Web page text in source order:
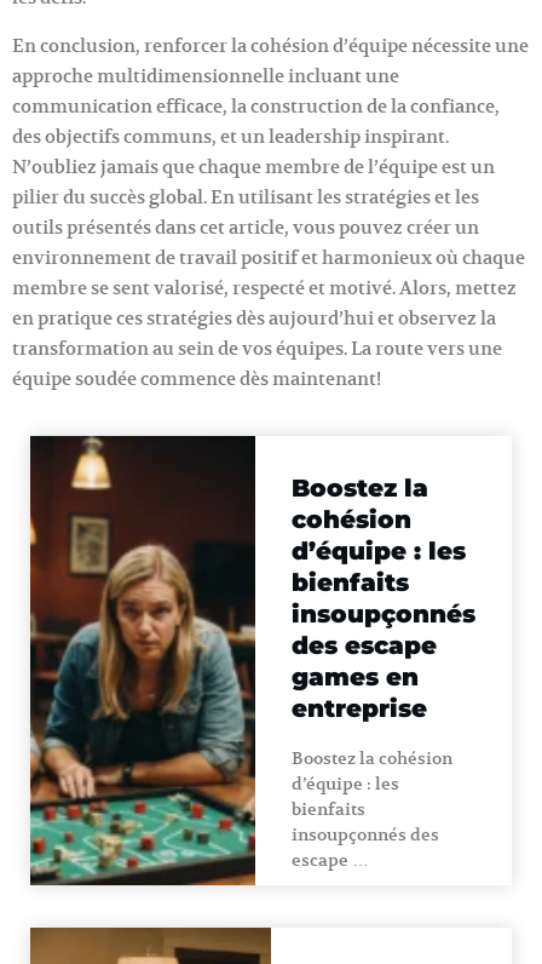
En conclusion, renforcer la cohésion d’équipe nécessite une
approche multidimensionnelle incluant une
communication efficace, la construction de la confiance,
des objectifs communs, et un leadership inspirant.
N’oubliez jamais que chaque membre de l’équipe est un
pilier du succès global. En utilisant les stratégies et les
outils présentés dans cet article, vous pouvez créer un
environnement de travail positif et harmonieux où chaque
membre se sent valorisé, respecté et motivé. Alors, mettez
en pratique ces stratégies dès aujourd’hui et observez la
transformation au sein de vos équipes. La route vers une
équipe soudée commence dès maintenant!
Boostez la
cohésion
d’équipe : les
bienfaits
insoupçonnés
des escape
games en
entreprise
Boostez la cohésion
d’équipe : les
bienfaits
insoupçonnés des
escape …